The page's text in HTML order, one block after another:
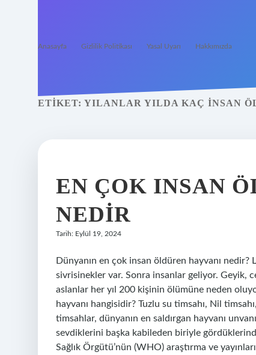
Anasayfa Gizlilik Politikası Yasal Uyarı Hakkımızda
ETIKET: YILANLAR YILDA KAÇ INSAN
EN ÇOK INSAN
NEDIR
Tarih: Eylül 19, 2024
Dünyanın en çok insan öldüren hayvanı nedir?
sivrisinekler var. Sonra insanlar geliyor. Geyik,
aslanlar her yıl 200 kişinin ölümüne neden
hayvanı hangisidir? Tuzlu su timsahı, Nil
timsahlar, dünyanın en saldırgan hayvanı
sevdiklerini başka kabileden biriyle
Sağlık Örgütü’nün (WHO) araştırma ve